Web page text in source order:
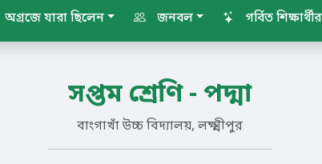
অগ্রজে যারা ছিলেন জনবল গর্বিত
সপ্তম শ্রেণি - পদ্মা
বাংগাখাঁ উচ্চ বিদ্যালয়, লক্ষ্মীপুর